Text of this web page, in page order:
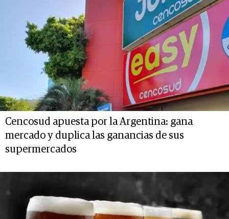
Cencosud apuesta por la Argentina: gana
mercado y duplica las ganancias de sus
supermercados